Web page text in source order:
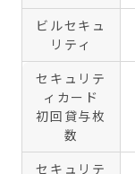
ビルセキュ
リティ
セキュリテ
ィカード
初回貸与枚
数
セキュリテ